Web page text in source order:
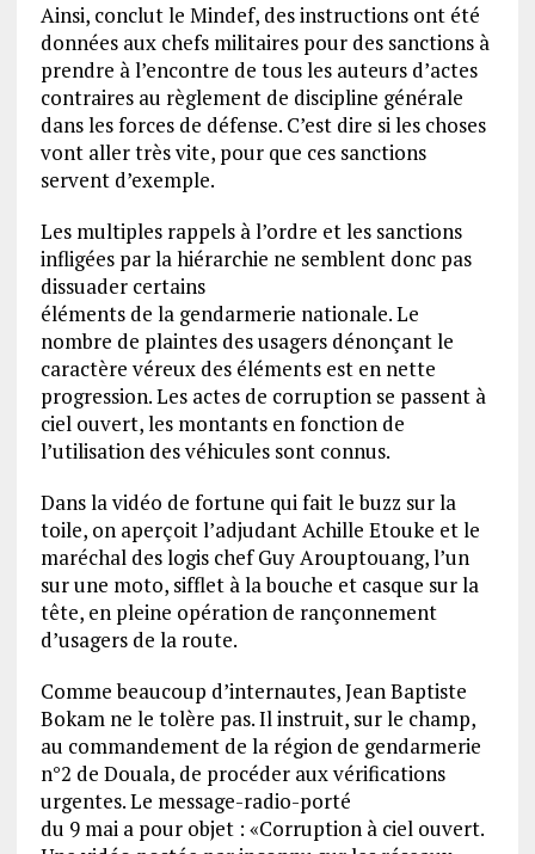
Ainsi, conclut le Mindef, des instructions ont été
données aux chefs militaires pour des sanctions à
prendre à l’encontre de tous les auteurs d’actes
contraires au règlement de discipline générale
dans les forces de défense. C’est dire si les choses
vont aller très vite, pour que ces sanctions
servent d’exemple.
Les multiples rappels à l’ordre et les sanctions
infligées par la hiérarchie ne semblent donc pas
dissuader certains
éléments de la gendarmerie nationale. Le
nombre de plaintes des usagers dénonçant le
caractère véreux des éléments est en nette
progression. Les actes de corruption se passent à
ciel ouvert, les montants en fonction de
l’utilisation des véhicules sont connus.
Dans la vidéo de fortune qui fait le buzz sur la
toile, on aperçoit l’adjudant Achille Etouke et le
maréchal des logis chef Guy Arouptouang, l’un
sur une moto, sifflet à la bouche et casque sur la
tête, en pleine opération de rançonnement
d’usagers de la route.
Comme beaucoup d’internautes, Jean Baptiste
Bokam ne le tolère pas. Il instruit, sur le champ,
au commandement de la région de gendarmerie
n°2 de Douala, de procéder aux vérifications
urgentes. Le message-radio-porté
du 9 mai a pour objet : «Corruption à ciel ouvert.